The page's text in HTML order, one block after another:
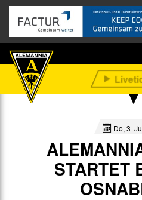
Do, 3.
STARTET